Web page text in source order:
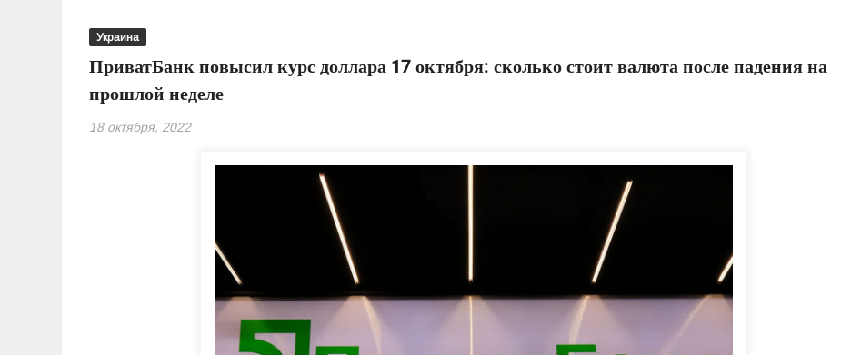
Украина
ПриватБанк повысил курс доллара 17 октября: сколько стоит валюта после падения на
прошлой неделе
18 октября, 2022